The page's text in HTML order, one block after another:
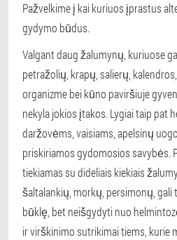
Pažvelkime į kai kuriuos įprastus
gydymo būdus.
Valgant daug žalumynų, kuriuose
petražolių, krapų, salierų,
organizme bei kūno paviršiuje
nekyla jokios įtakos. Lygiai taip pat
daržovėms, vaisiams, apelsinų
priskiriamos gydomosios savybės.
tiekiamas su dideliais kiekiais
šaltalankių, morkų, persimonų,
būklę, bet neišgydyti nuo
ir virškinimo sutrikimai tiems, kurie